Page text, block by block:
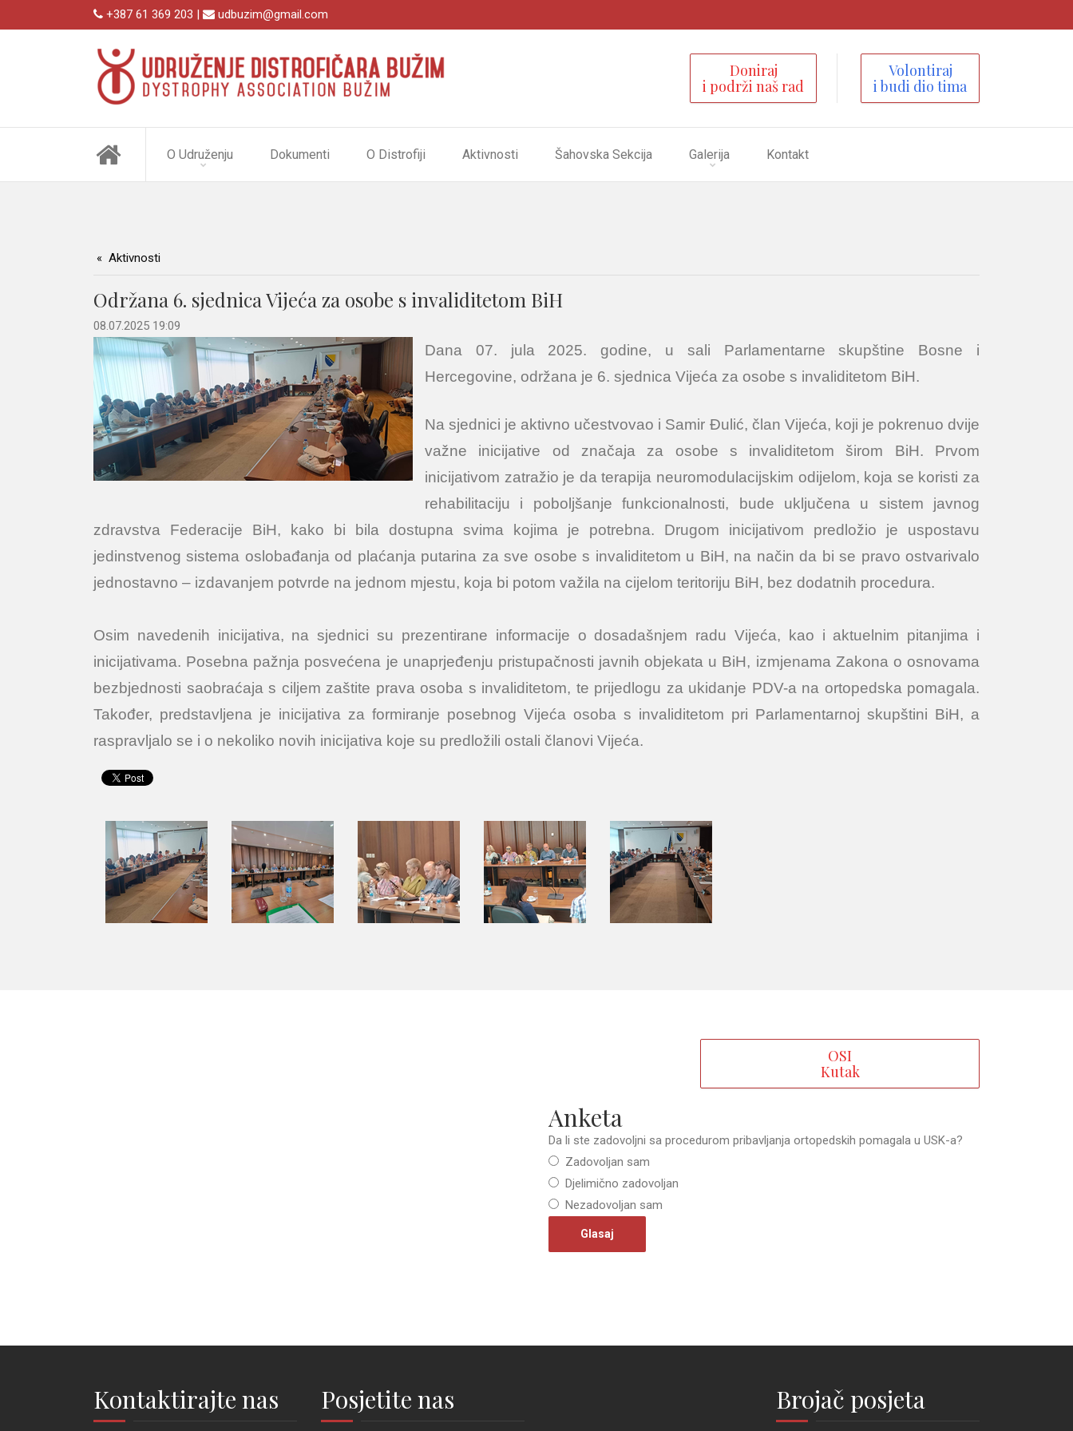
+387 61 369 203 | udbuzim@gmail.com
Doniraj
i podrži naš rad
Volontiraj
i budi dio tima
O Udruženju Dokumenti O Distrofiji Aktivnosti Šahovska Sekcija Galerija Kontakt
Aktivnosti
Održana 6. sjednica Vijeća za osobe s invaliditetom BiH
08.07.2025 19:09
Dana 07. jula 2025. godine, u sali Parlamentarne skupštine Bosne i
Hercegovine, održana je 6. sjednica Vijeća za osobe s invaliditetom BiH.
Na sjednici je aktivno učestvovao i Samir Đulić, član Vijeća, koji je pokrenuo dvije
važne inicijative od značaja za osobe s invaliditetom širom BiH. Prvom
inicijativom zatražio je da terapija neuromodulacijskim odijelom, koja se koristi za
rehabilitaciju i poboljšanje funkcionalnosti, bude uključena u sistem javnog
zdravstva Federacije BiH, kako bi bila dostupna svima kojima je potrebna. Drugom inicijativom predložio je uspostavu
jedinstvenog sistema oslobađanja od plaćanja putarina za sve osobe s invaliditetom u BiH, na način da bi se pravo ostvarivalo
jednostavno – izdavanjem potvrde na jednom mjestu, koja bi potom važila na cijelom teritoriju BiH, bez dodatnih procedura.
Osim navedenih inicijativa, na sjednici su prezentirane informacije o dosadašnjem radu Vijeća, kao i aktuelnim pitanjima i
inicijativama. Posebna pažnja posvećena je unaprjeđenju pristupačnosti javnih objekata u BiH, izmjenama Zakona o osnovama
bezbjednosti saobraćaja s ciljem zaštite prava osoba s invaliditetom, te prijedlogu za ukidanje PDV-a na ortopedska pomagala.
Također, predstavljena je inicijativa za formiranje posebnog Vijeća osoba s invaliditetom pri Parlamentarnoj skupštini BiH, a
raspravljalo se i o nekoliko novih inicijativa koje su predložili ostali članovi Vijeća.
OSI
Kutak
Anketa
Da li ste zadovoljni sa procedurom pribavljanja ortopedskih pomagala u USK-a?
Zadovoljan sam
Djelimično zadovoljan
Nezadovoljan sam
Kontaktirajte nas Posjetite nas Brojač posjeta